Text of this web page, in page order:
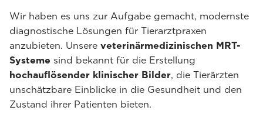
Wir haben es uns zur Aufgabe gemacht, modernste
diagnostische Lösungen für Tierarztpraxen
anzubieten. Unsere veterinärmedizinischen MRT-
Systeme sind bekannt für die Erstellung
hochauflösender klinischer Bilder, die Tierärzten
unschätzbare Einblicke in die Gesundheit und den
Zustand ihrer Patienten bieten.